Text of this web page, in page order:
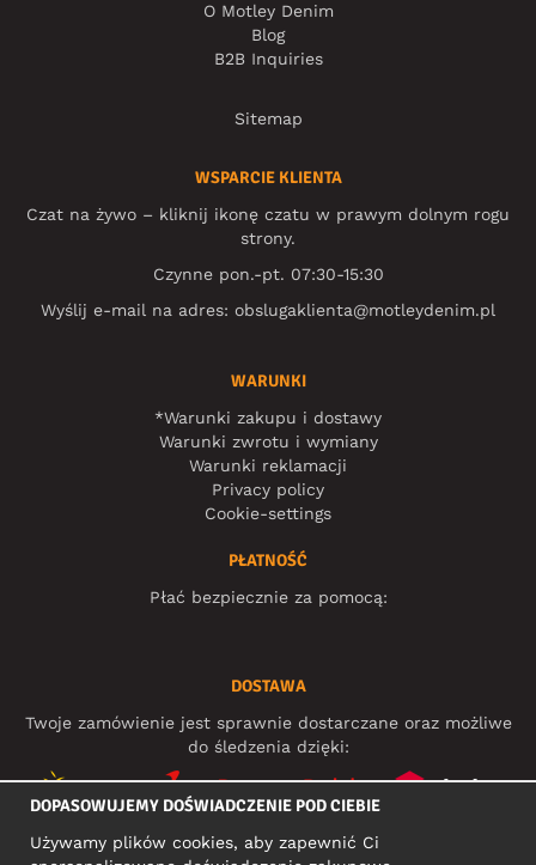
O Motley Denim
Blog
B2B Inquiries
Sitemap
WSPARCIE KLIENTA
Czat na żywo – kliknij ikonę czatu w prawym dolnym rogu
strony.
Czynne pon.-pt. 07:30-15:30
Wyślij e-mail na adres: obslugaklienta@motleydenim.pl
WARUNKI
*Warunki zakupu i dostawy
Warunki zwrotu i wymiany
Warunki reklamacji
Privacy policy
Cookie-settings
PŁATNOŚĆ
Płać bezpiecznie za pomocą:
DOSTAWA
Twoje zamówienie jest sprawnie dostarczane oraz możliwe
do śledzenia dzięki:
MEDIA SPOŁECZNOŚCIOWE
DOPASOWUJEMY DOŚWIADCZENIE POD CIEBIE
Używamy plików cookies, aby zapewnić Ci